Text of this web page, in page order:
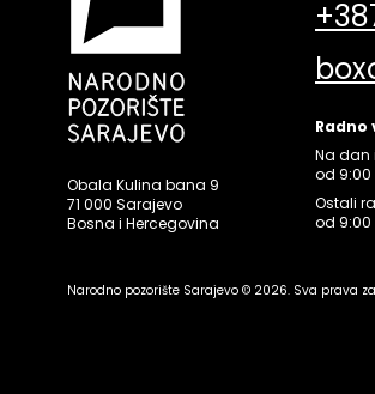
Obala Kulina bana 9
71 000 Sarajevo
Bosna i Hercegovina
Radno
Na dan
od 9:00
Ostali
od 9:00
Narodno pozorište Sarajevo © 2026. Sva prava